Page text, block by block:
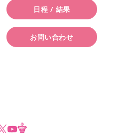
日程 / 結果
お問い合わせ